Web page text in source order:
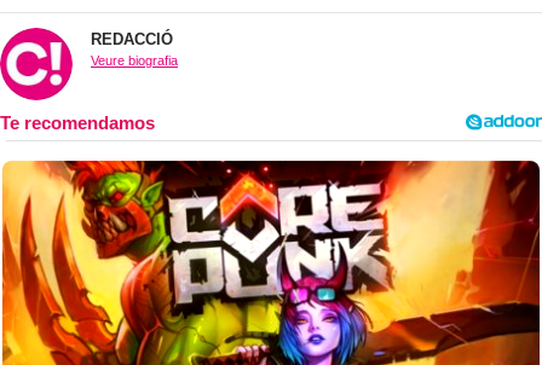
REDACCIÓ
Veure biografia